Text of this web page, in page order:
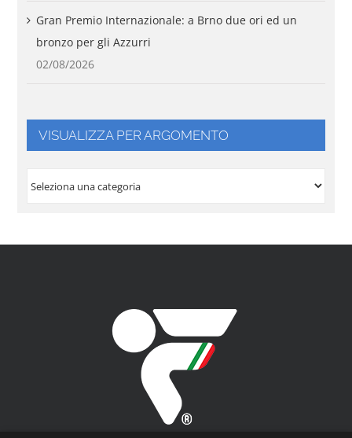
Gran Premio Internazionale: a Brno due ori ed un
bronzo per gli Azzurri
02/08/2026
VISUALIZZA PER ARGOMENTO